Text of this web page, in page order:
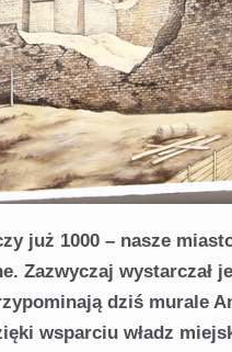
już 1000 – nasze
Zazwyczaj wystarczał
dziś murale
wsparciu władz